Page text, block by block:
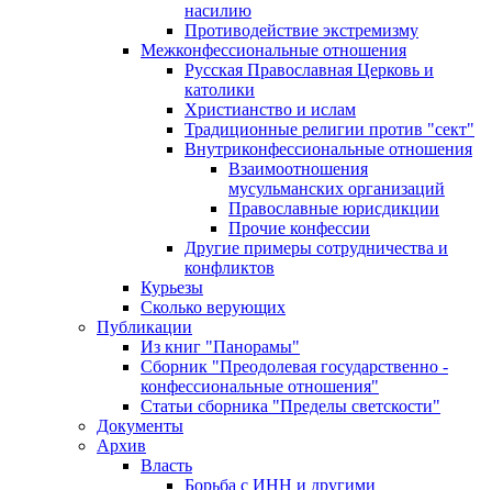
насилию
Противодействие экстремизму
Межконфессиональные отношения
Русская Православная Церковь и
католики
Христианство и ислам
Традиционные религии против "сект"
Внутриконфессиональные отношения
Взаимоотношения
мусульманских организаций
Православные юрисдикции
Прочие конфессии
Другие примеры сотрудничества и
конфликтов
Курьезы
Сколько верующих
Публикации
Из книг "Панорамы"
Сборник "Преодолевая государственно -
конфессиональные отношения"
Статьи сборника "Пределы светскости"
Документы
Архив
Власть
Борьба с ИНН и другими